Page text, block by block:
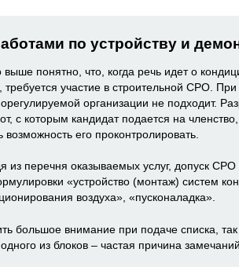
по устройству и
выше понятно, что, когда речь идет о
требуется участие в строительной СРО.
организации не подходит.
с которым кандидат подается на
его проконтролировать.
из перечня оказываемых услуг, допуск
«устройство (монтаж) систем
воздуха», «пусконаладка».
большое внимание при подаче списка, так
из блоков – частая причина